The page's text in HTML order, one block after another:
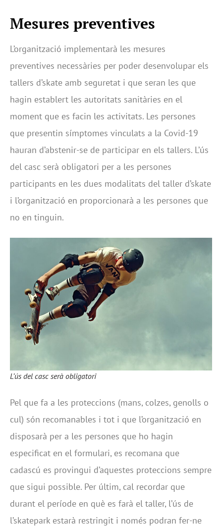
Mesures preventives
L’organització implementarà les mesures
preventives necessàries per poder desenvolupar els
tallers d’skate amb seguretat i que seran les que
hagin establert les autoritats sanitàries en el
moment que es facin les activitats. Les persones
que presentin símptomes vinculats a la Covid-19
hauran d’abstenir-se de participar en els tallers. L’ús
del casc serà obligatori per a les persones
participants en les dues modalitats del taller d’skate
i l’organització en proporcionarà a les persones que
no en tinguin.
L’ús del casc serà obligatori
Pel que fa a les proteccions (mans, colzes, genolls o
cul) són recomanables i tot i que l’organització en
disposarà per a les persones que ho hagin
especificat en el formulari, es recomana que
cadascú es provingui d’aquestes proteccions sempre
que sigui possible. Per últim, cal recordar que
durant el període en què es farà el taller, l’ús de
l’skatepark estarà restringit i només podran fer-ne